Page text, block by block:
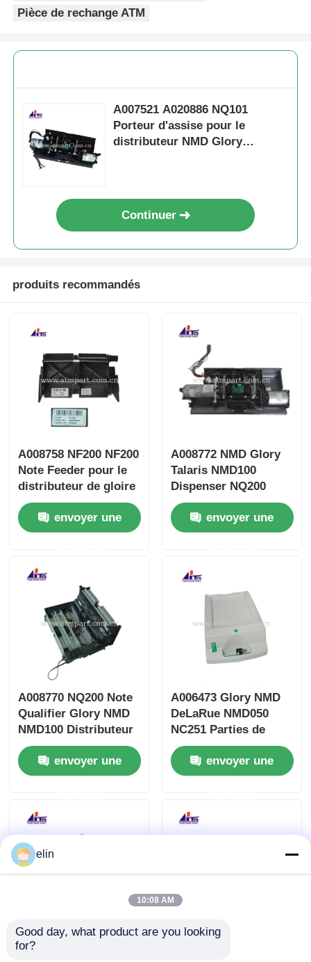
Pièce de rechange ATM
A007521 A020886 NQ101
Porteur d'assise pour le
distributeur NMD Glory
Continuer
produits recommandés
A008758 NF200 NF200
Note Feeder pour le
distributeur de gloire
NMD100
envoyer une
A008772 NMD Glory
Talaris NMD100
Dispenser NQ200
Porteur Assy
envoyer une
A008770 NQ200 Note
Qualifier Glory NMD
NMD100 Distributeur
ATM Pièces
envoyer une
A006473 Glory NMD
DeLaRue NMD050
NC251 Parties de
machines à guichets
automatiques à
cassettes
envoyer une
A006541 NT100 Note
A007483 NMD100
elin
10:08 AM
Good day, what product are you looking
for?